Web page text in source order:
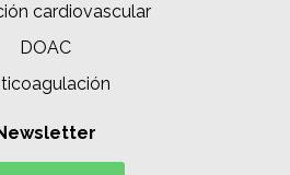
cardiovascular
DOAC